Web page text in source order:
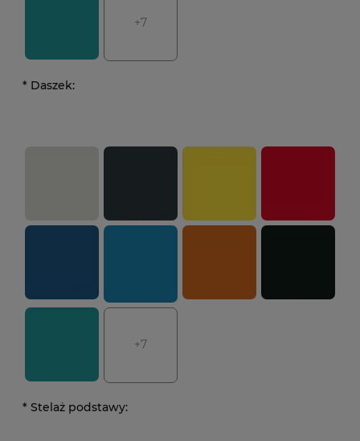
+7
* Daszek:
+7
* Stelaż podstawy: